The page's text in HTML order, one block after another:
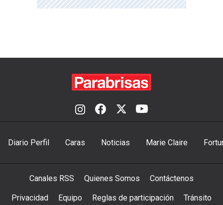
Diario Perfil Caras Noticias Marie Claire
Canales RSS Quienes Somos Contáctenos
Privacidad Equipo Reglas de participación Tránsito